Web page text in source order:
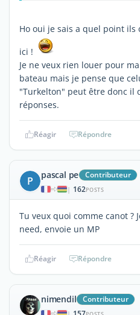
Ho oui je sais a quel point
ici !
Je ne veux rien louer pour
bateau mais je pense que
"Turkelton" peut être donc il
réponses.
Réagir Répondre
P pascal pe Contributeur
| 162POSTS
Tu veux quoi comme canot ?
need, envoie un MP
Réagir Répondre
nimendil Contributeur